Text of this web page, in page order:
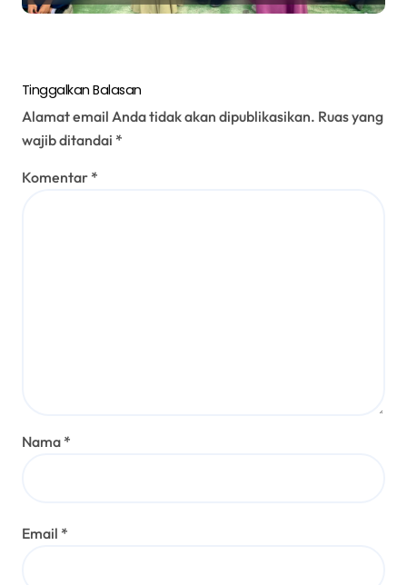
Tinggalkan Balasan
Alamat email Anda tidak akan dipublikasikan. Ruas yang
wajib ditandai *
Komentar *
Nama *
Email *